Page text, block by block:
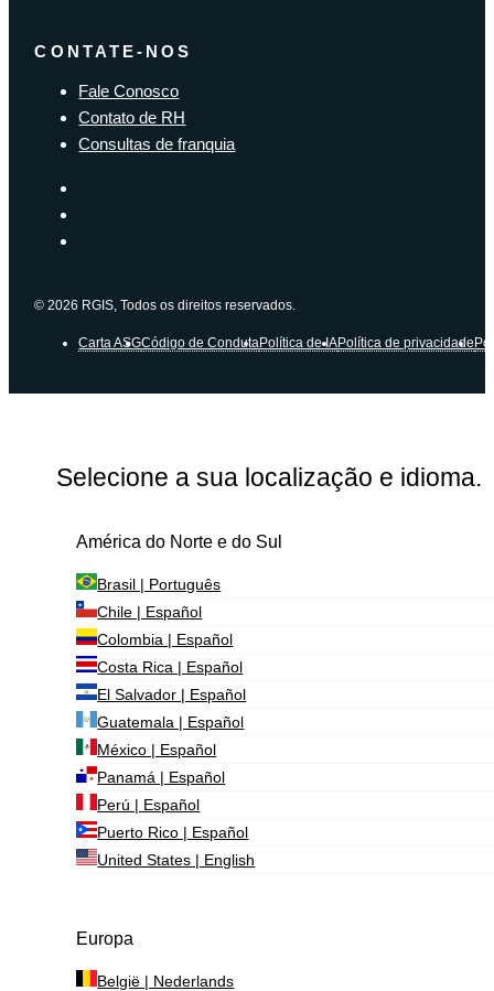
CONTATE-NOS
Fale Conosco
Contato de RH
Consultas de franquia
© 2026 RGIS, Todos os direitos reservados.
Carta ASGCódigo de CondutaPolítica de IAPolítica de privacidade
Selecione a sua localização e idioma.
América do Norte e do Sul
Brasil | Português
Chile | Español
Colombia | Español
Costa Rica | Español
El Salvador | Español
Guatemala | Español
México | Español
Panamá | Español
Perú | Español
Puerto Rico | Español
United States | English
Europa
België | Nederlands